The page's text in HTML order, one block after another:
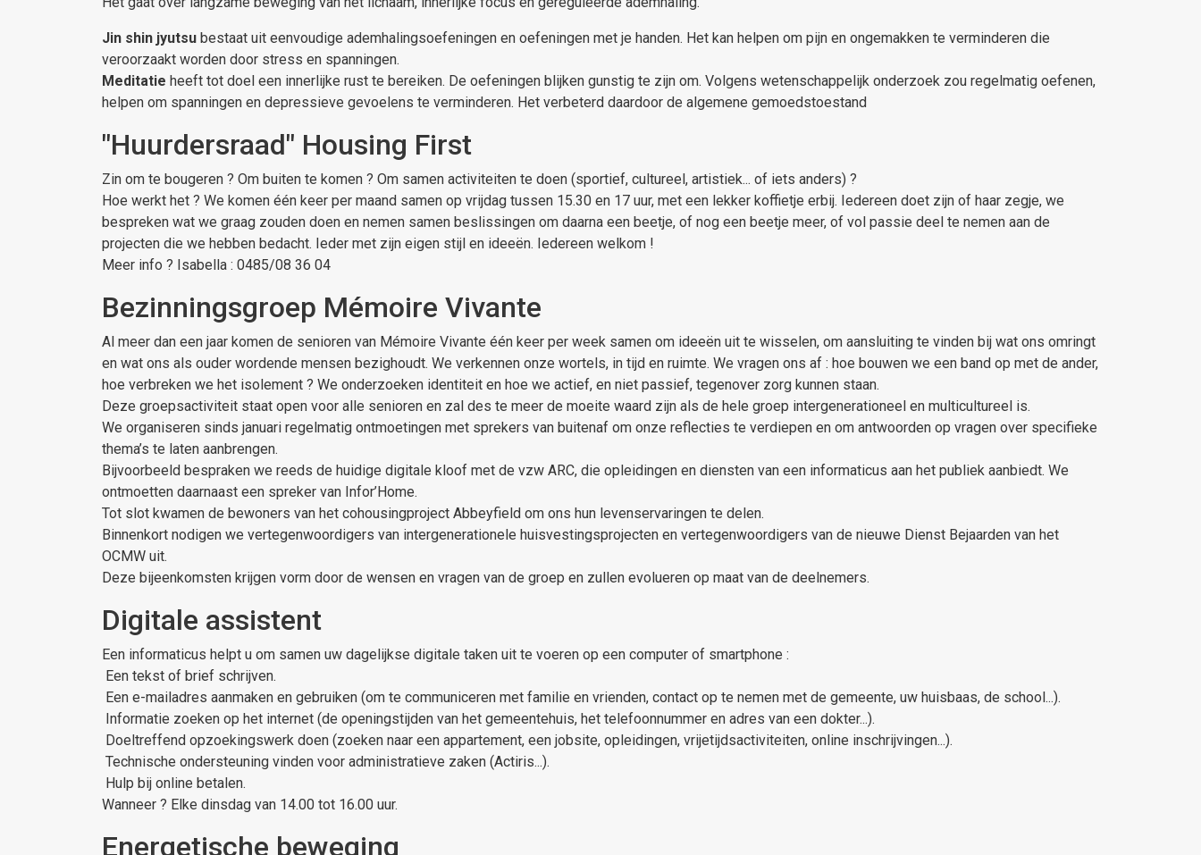
Jin shin jyutsu bestaat uit eenvoudige ademhalingsoefeningen en oefeningen met je handen. Het kan helpen om pijn en ongemakken te verminderen die
veroorzaakt worden door stress en spanningen.
Meditatie heeft tot doel een innerlijke rust te bereiken. De oefeningen blijken gunstig te zijn om. Volgens wetenschappelijk onderzoek zou regelmatig oefenen,
helpen om spanningen en depressieve gevoelens te verminderen. Het verbeterd daardoor de algemene gemoedstoestand
"Huurdersraad" Housing First
Zin om te bougeren ? Om buiten te komen ? Om samen activiteiten te doen (sportief, cultureel, artistiek... of iets anders) ?
Hoe werkt het ? We komen één keer per maand samen op vrijdag tussen 15.30 en 17 uur, met een lekker koffietje erbij. Iedereen doet zijn of haar zegje, we
bespreken wat we graag zouden doen en nemen samen beslissingen om daarna een beetje, of nog een beetje meer, of vol passie deel te nemen aan de
projecten die we hebben bedacht. Ieder met zijn eigen stijl en ideeën. Iedereen welkom !
Meer info ? Isabella : 0485/08 36 04
Bezinningsgroep Mémoire Vivante
Al meer dan een jaar komen de senioren van Mémoire Vivante één keer per week samen om ideeën uit te wisselen, om aansluiting te vinden bij wat ons omringt
en wat ons als ouder wordende mensen bezighoudt. We verkennen onze wortels, in tijd en ruimte. We vragen ons af : hoe bouwen we een band op met de ander,
hoe verbreken we het isolement ? We onderzoeken identiteit en hoe we actief, en niet passief, tegenover zorg kunnen staan.
Deze groepsactiviteit staat open voor alle senioren en zal des te meer de moeite waard zijn als de hele groep intergenerationeel en multicultureel is.
We organiseren sinds januari regelmatig ontmoetingen met sprekers van buitenaf om onze reflecties te verdiepen en om antwoorden op vragen over specifieke
thema’s te laten aanbrengen.
Bijvoorbeeld bespraken we reeds de huidige digitale kloof met de vzw ARC, die opleidingen en diensten van een informaticus aan het publiek aanbiedt. We
ontmoetten daarnaast een spreker van Infor’Home.
Tot slot kwamen de bewoners van het cohousingproject Abbeyfield om ons hun levenservaringen te delen.
Binnenkort nodigen we vertegenwoordigers van intergenerationele huisvestingsprojecten en vertegenwoordigers van de nieuwe Dienst Bejaarden van het
OCMW uit.
Deze bijeenkomsten krijgen vorm door de wensen en vragen van de groep en zullen evolueren op maat van de deelnemers.
Digitale assistent
Een informaticus helpt u om samen uw dagelijkse digitale taken uit te voeren op een computer of smartphone :
Een tekst of brief schrijven.
Een e-mailadres aanmaken en gebruiken (om te communiceren met familie en vrienden, contact op te nemen met de gemeente, uw huisbaas, de school...).
Informatie zoeken op het internet (de openingstijden van het gemeentehuis, het telefoonnummer en adres van een dokter...).
Doeltreffend opzoekingswerk doen (zoeken naar een appartement, een jobsite, opleidingen, vrijetijdsactiviteiten, online inschrijvingen...).
Technische ondersteuning vinden voor administratieve zaken (Actiris...).
Hulp bij online betalen.
Wanneer ? Elke dinsdag van 14.00 tot 16.00 uur.
Energetische beweging